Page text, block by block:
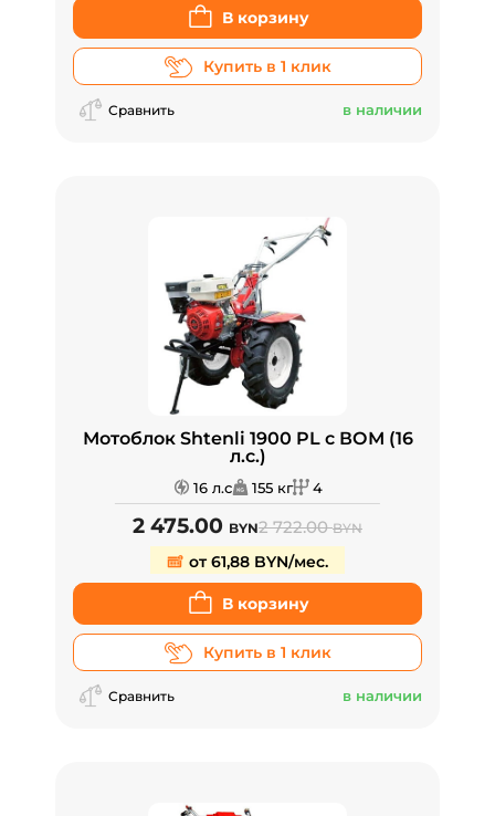
В корзину
Купить в 1 клик
Сравнить в наличии
Мотоблок Shtenli 1900 PL с ВОМ (16
л.с.)
16 л.с 155 кг 4
2 475.00 BYN2 722.00BYN
от 61,88 BYN/мес.
В корзину
Купить в 1 клик
Сравнить в наличии